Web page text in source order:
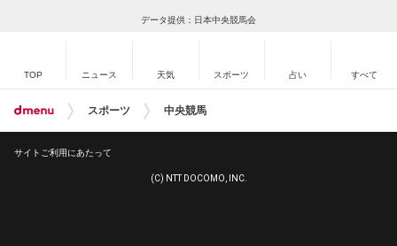
データ提供：日本中央競馬会
TOP ニュース 天気 スポーツ 占い すべて
スポーツ 中央競馬
サイトご利用にあたって
(C) NTT DOCOMO, INC.